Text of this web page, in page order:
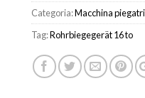
Categoria:Macchina
Tag:Rohrbiegegerät 16 to